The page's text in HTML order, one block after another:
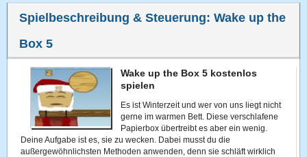
Spielbeschreibung & Steuerung:Wake up the
Box 5
Wake up the Box 5 kostenlos
spielen
Es ist Winterzeit und wer von uns liegt nicht
gerne im warmen Bett. Diese verschlafene
Papierbox übertreibt es aber ein wenig.
Deine Aufgabe ist es, sie zu wecken. Dabei musst du die
außergewöhnlichsten Methoden anwenden, denn sie schläft wirklich